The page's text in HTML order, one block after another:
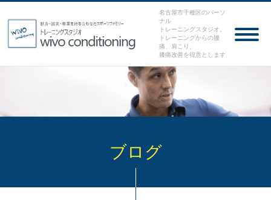
名古屋市千種区のパーソ
ナル
トレーニングスタジオ。
トレーニングからの腰
痛、肩こり、
膝痛改善を得意とします
ブログ